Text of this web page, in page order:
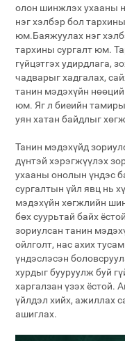
олон шинжлэх ухааны
нэг хэлбэр бол
юм.Баяжуулах нэг
тархины сургалт юм.
гүйцэтгэх удирдлага,
чадварыг хадгалах,
танин мэдэхүйн
юм. Яг л биеийн
уян хатан байдлыг
Танин мэдэхүйд
дүнтэй хэрэгжүүлэх
ухааны онолын үндэс
сургалтын үйл явц нь
мэдэхүйн хөгжлийн
бөх суурьтай байх
зориулсан танин
ойлголт, нас ахих
үндэслэсэн
хурдыг бууруулж буй
харгалзан үзэх ёстой.
үйлдэл хийх, ажиллах
ашиглах.